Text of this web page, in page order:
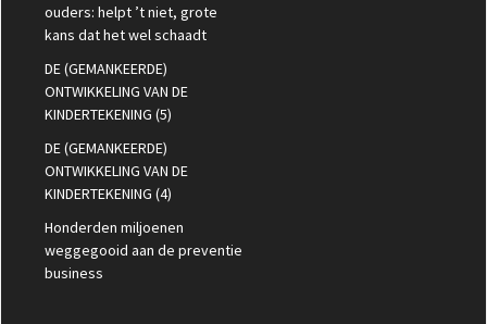
ouders: helpt ’t niet, grote
kans dat het wel schaadt
DE (GEMANKEERDE)
ONTWIKKELING VAN DE
KINDERTEKENING (5)
DE (GEMANKEERDE)
ONTWIKKELING VAN DE
KINDERTEKENING (4)
Honderden miljoenen
weggegooid aan de preventie
business